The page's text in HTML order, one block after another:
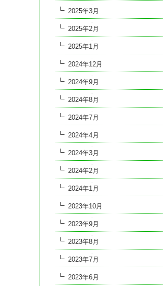
2025年3月
2025年2月
2025年1月
2024年12月
2024年9月
2024年8月
2024年7月
2024年4月
2024年3月
2024年2月
2024年1月
2023年10月
2023年9月
2023年8月
2023年7月
2023年6月